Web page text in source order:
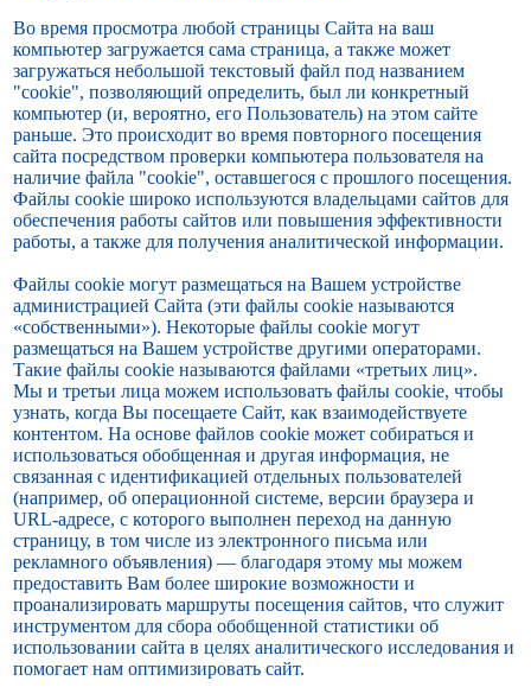
Во время просмотра любой страницы Сайта на ваш
компьютер загружается сама страница, а также может
загружаться небольшой текстовый файл под названием
"cookie", позволяющий определить, был ли конкретный
компьютер (и, вероятно, его Пользователь) на этом сайте
раньше. Это происходит во время повторного посещения
сайта посредством проверки компьютера пользователя на
наличие файла "cookie", оставшегося с прошлого посещения.
Файлы cookie широко используются владельцами сайтов для
обеспечения работы сайтов или повышения эффективности
работы, а также для получения аналитической информации.
Файлы cookie могут размещаться на Вашем устройстве
администрацией Сайта (эти файлы cookie называются
«собственными»). Некоторые файлы cookie могут
размещаться на Вашем устройстве другими операторами.
Такие файлы cookie называются файлами «третьих лиц».
Мы и третьи лица можем использовать файлы cookie, чтобы
узнать, когда Вы посещаете Сайт, как взаимодействуете
контентом. На основе файлов cookie может собираться и
использоваться обобщенная и другая информация, не
связанная с идентификацией отдельных пользователей
(например, об операционной системе, версии браузера и
URL-адресе, с которого выполнен переход на данную
страницу, в том числе из электронного письма или
рекламного объявления) — благодаря этому мы можем
предоставить Вам более широкие возможности и
проанализировать маршруты посещения сайтов, что служит
инструментом для сбора обобщенной статистики об
использовании сайта в целях аналитического исследования и
помогает нам оптимизировать сайт.